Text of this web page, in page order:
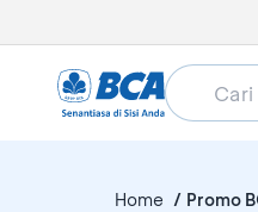
Home Promo